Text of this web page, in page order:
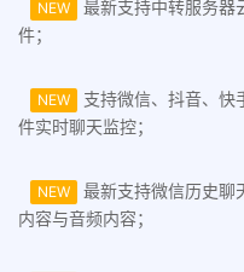
NEW
最新支持中转服务器
件；
NEW
支持微信、抖音、
件实时聊天监控；
NEW
最新支持微信历史聊
内容与音频内容；